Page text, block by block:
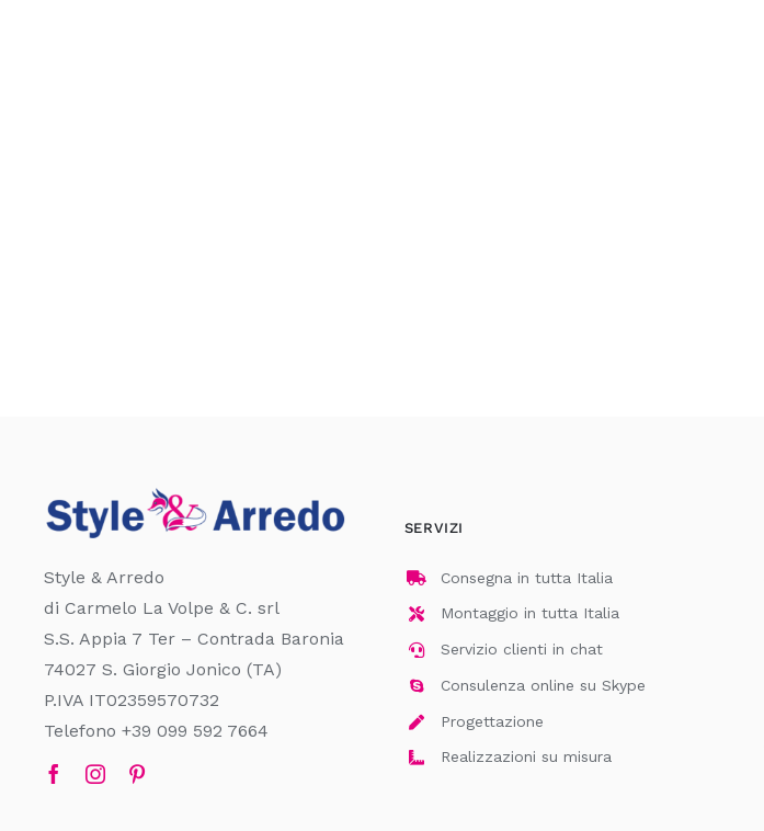
Style & Arredo
di Carmelo La Volpe & C. srl
S.S. Appia 7 Ter – Contrada Baronia
74027 S. Giorgio Jonico (TA)
P.IVA IT02359570732
Telefono +39 099 592 7664
SERVIZI
Consegna in tutta Italia
Montaggio in tutta Italia
Servizio clienti in chat
Consulenza online su Skype
Progettazione
Realizzazioni su misura